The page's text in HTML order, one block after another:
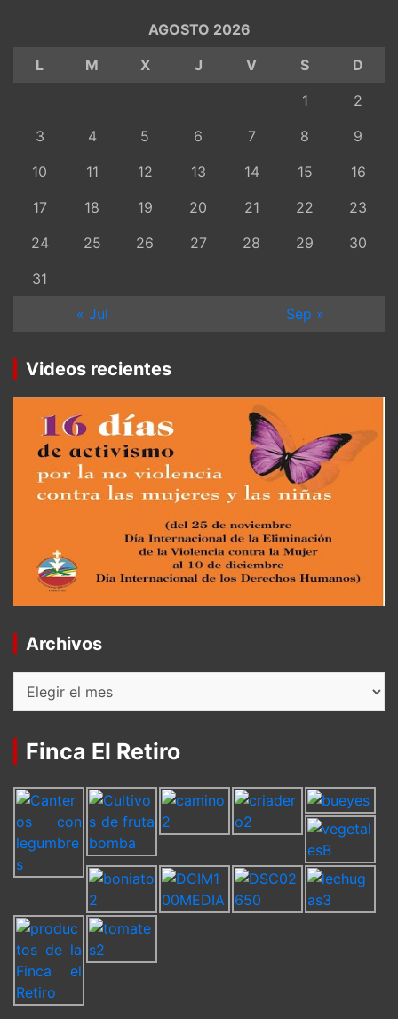
AGOSTO 2026
L
M X J V S
D
1
2
3
4 5 6 7 8
9
10
11 12 13 14 15
16
17
18 19 20 21 22
23
24
25 26 27 28 29
30
31
« Jul
Sep »
Videos recientes
Archivos
Archivos
Finca El Retiro